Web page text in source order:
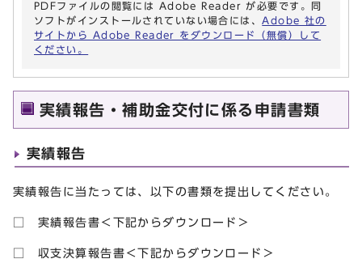
PDFファイルの閲覧には Adobe Reader が必要です。同
ソフトがインストールされていない場合には、Adobe 社の
サイトから Adobe Reader をダウンロード（無償）して
ください。
実績報告・補助金交付に係る申請書類
実績報告
実績報告に当たっては、以下の書類を提出してください。
□ 実績報告書＜下記からダウンロード＞
□ 収支決算報告書＜下記からダウンロード＞